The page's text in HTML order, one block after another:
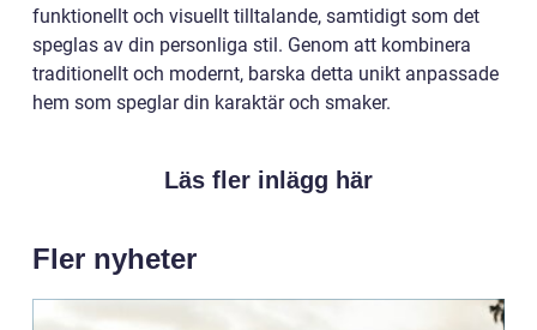
funktionellt och visuellt tilltalande, samtidigt som det
speglas av din personliga stil. Genom att kombinera
traditionellt och modernt, barska detta unikt anpassade
hem som speglar din karaktär och smaker.
Läs fler inlägg här
Fler nyheter